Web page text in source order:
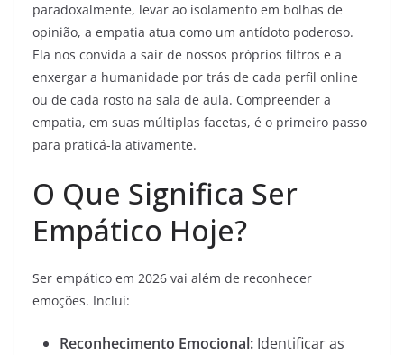
paradoxalmente, levar ao isolamento em bolhas de
opinião, a empatia atua como um antídoto poderoso.
Ela nos convida a sair de nossos próprios filtros e a
enxergar a humanidade por trás de cada perfil online
ou de cada rosto na sala de aula. Compreender a
empatia, em suas múltiplas facetas, é o primeiro passo
para praticá-la ativamente.
O Que Significa Ser
Empático Hoje?
Ser empático em 2026 vai além de reconhecer
emoções. Inclui:
Reconhecimento Emocional: Identificar as